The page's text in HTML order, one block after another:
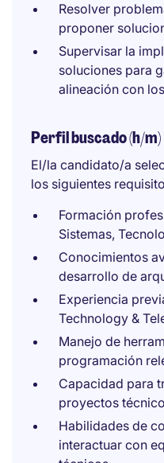
Resolver
proponer
Supervisar la
soluciones para
alineación con
Perfil buscado (h/m)
El/la candidato/a
los siguientes
Formación
Sistemas,
Conocimientos
desarrollo de
Experiencia
Technology &
Manejo de
programación
Capacidad para
proyectos
Habilidades de
interactuar con